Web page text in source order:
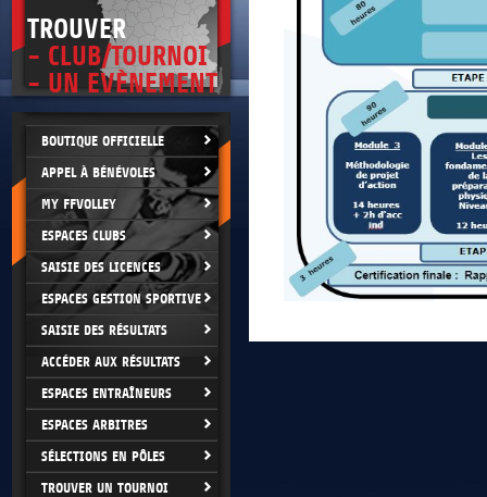
TROUVER
- CLUB/TOURNOI
- UN EVÈNEMENT
BOUTIQUE OFFICIELLE
APPEL À BÉNÉVOLES
MY FFVOLLEY
ESPACES CLUBS
SAISIE DES LICENCES
ESPACES GESTION SPORTIVE
SAISIE DES RÉSULTATS
ACCÉDER AUX RÉSULTATS
ESPACES ENTRAÎNEURS
ESPACES ARBITRES
SÉLECTIONS EN PÔLES
TROUVER UN TOURNOI